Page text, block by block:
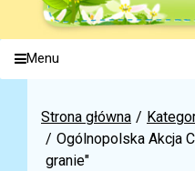
Menu
Strona główna
Ogólnopolska Akcja
granie"